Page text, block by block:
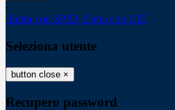
-
Entra con SPID Entra con CIE
Seleziona utente
button close ×
Recupero password